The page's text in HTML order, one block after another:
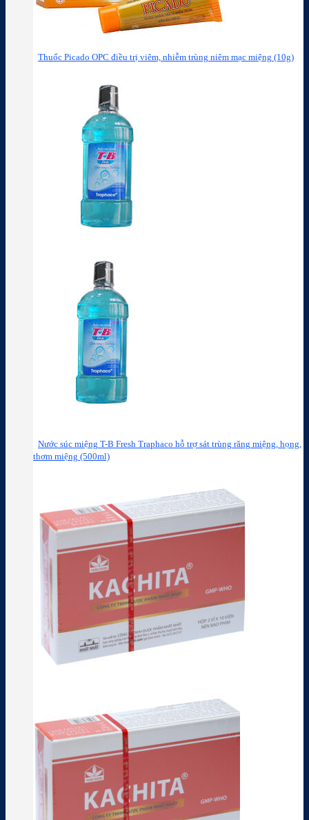
Thuốc Picado OPC điều trị viêm, nhiễm trùng niêm mạc miệng (10g)
Nước súc miệng T-B Fresh Traphaco hỗ trợ sát trùng răng miệng, họng,
thơm miệng (500ml)